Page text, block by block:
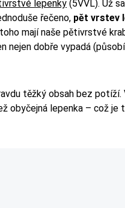
lepenky (5VVL). Už
řečeno, pět vrstev
mají naše pětivrstvé
nejen dobře vypadá
těžký obsah bez potíží.
obyčejná lepenka – což je